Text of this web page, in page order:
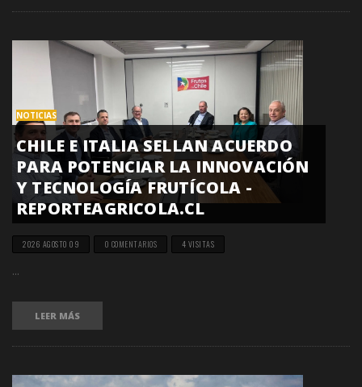
NOTICIAS
CHILE E ITALIA SELLAN ACUERDO
PARA POTENCIAR LA INNOVACIÓN
Y TECNOLOGÍA FRUTÍCOLA -
REPORTEAGRICOLA.CL
2026 AGOSTO 09 0 COMENTARIOS 4 VISITAS
...
LEER MÁS